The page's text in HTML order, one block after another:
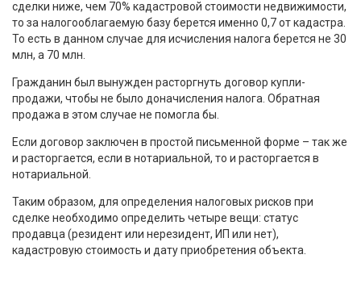
сделки ниже, чем 70% кадастровой стоимости недвижимости,
то за налогооблагаемую базу берется именно 0,7 от кадастра.
То есть в данном случае для исчисления налога берется не 30
млн, а 70 млн.
Гражданин был вынужден расторгнуть договор купли-
продажи, чтобы не было доначисления налога. Обратная
продажа в этом случае не помогла бы.
Если договор заключен в простой письменной форме – так же
и расторгается, если в нотариальной, то и расторгается в
нотариальной.
Таким образом, для определения налоговых рисков при
сделке необходимо определить четыре вещи: статус
продавца (резидент или нерезидент, ИП или нет),
кадастровую стоимость и дату приобретения объекта.